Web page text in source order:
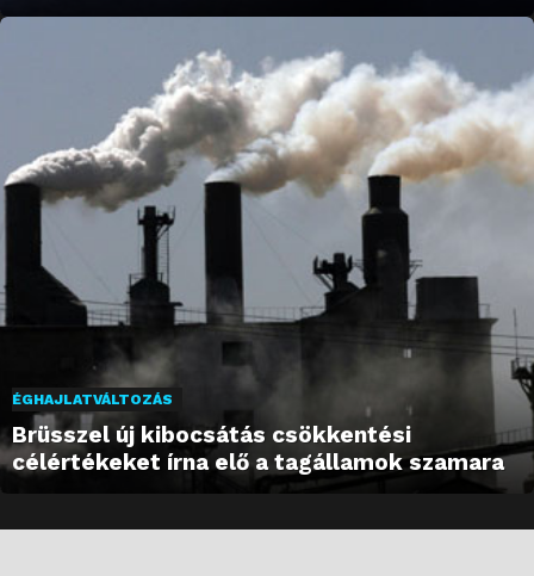
ÉGHAJLATVÁLTOZÁS
Brüsszel új kibocsátás csökkentési
célértékeket írna elő a tagállamok szamara